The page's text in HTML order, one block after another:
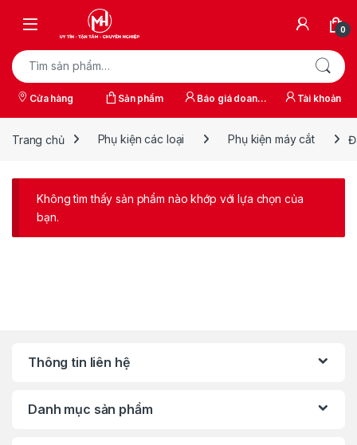
0
Tìm kiếm:
Cửa hàng Sản phẩm
Báo giá doanh
Tài khoản
Trang chủ Phụ kiện các loại Phụ kiện máy cắt
Không tìm thấy sản phẩm nào khớp với lựa chọn của
bạn.
Thông tin liên hệ
Danh mục sản phẩm